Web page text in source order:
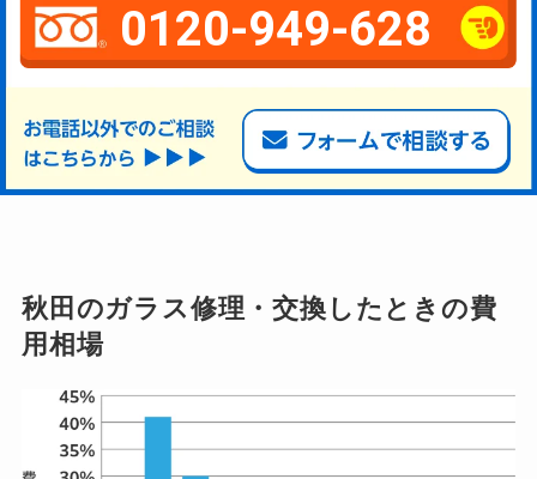
0120-949-628
秋田のガラス修理・交換したときの費
用相場